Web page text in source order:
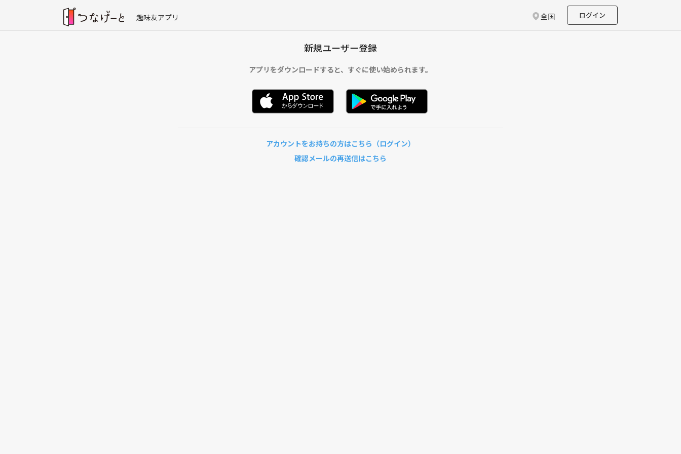
趣味友アプリ 全国 ログイン
新規ユーザー登録
アプリをダウンロードすると、 すぐに使い始められます。
アカウントをお持ちの方はこちら（ログイン）
確認メールの再送信はこちら